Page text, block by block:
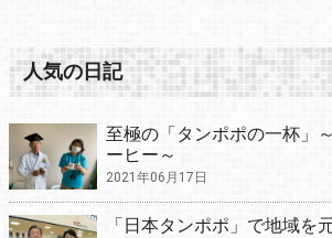
人気の日記
至極の「タンポポの一杯」
ーヒー～
2021年06月17日
「日本タンポポ」で地域を